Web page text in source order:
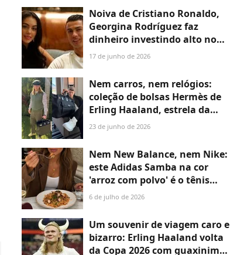
Paquetá somam juntos, só
em bolsas e malas, quase R$
270 mil
Noiva de Cristiano Ronaldo,
Georgina Rodríguez faz
dinheiro investindo alto no
luxo: comprou uma joia
região exclusiva da Espanha e
tem novo negócio que
envolve mansões
17 de junho de 2026
Nem carros, nem relógios:
coleção de bolsas Hermès de
Erling Haaland, estrela da
Noruega na Copa 2026, vale
modelo mais desejado do
mundo
23 de junho de 2026
Nem New Balance, nem Nike:
este Adidas Samba na cor
'arroz com polvo' é o tênis
mais estiloso e confortável;
inverno com calça cotelê
6 de julho de 2026
Um souvenir de viagem caro e
bizarro: Erling Haaland volta
da Copa 2026 com guaxinim